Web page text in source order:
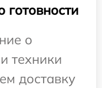
о
техники
доставку